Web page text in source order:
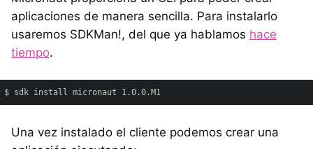
aplicaciones de manera sencilla. Para instalarlo
usaremos SDKMan!, del que ya hablamos hace
tiempo.
$ sdk install micronaut 1.0.0.M1
Una vez instalado el cliente podemos crear una